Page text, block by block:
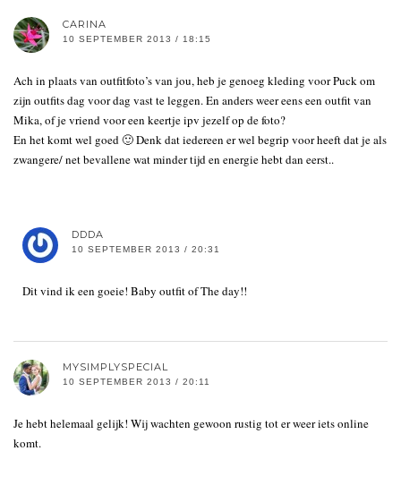
CARINA
10 SEPTEMBER 2013 / 18:15
Ach in plaats van outfitfoto’s van jou, heb je genoeg kleding voor Puck om
zijn outfits dag voor dag vast te leggen. En anders weer eens een outfit van
Mika, of je vriend voor een keertje ipv jezelf op de foto?
En het komt wel goed 🙂 Denk dat iedereen er wel begrip voor heeft dat je als
zwangere/ net bevallene wat minder tijd en energie hebt dan eerst..
DDDA
10 SEPTEMBER 2013 / 20:31
Dit vind ik een goeie! Baby outfit of The day!!
MYSIMPLYSPECIAL
10 SEPTEMBER 2013 / 20:11
Je hebt helemaal gelijk! Wij wachten gewoon rustig tot er weer iets online
komt.